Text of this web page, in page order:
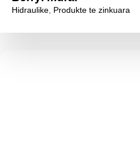
Hidraulike Produkte te zinkuara